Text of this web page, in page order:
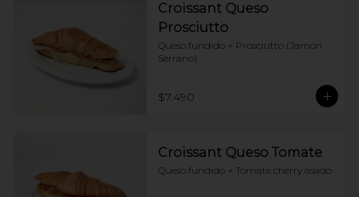
Croissant Queso
Prosciutto
Queso fundido + Prosciutto (Jamón
Serrano)
$7.490
Croissant Queso Tomate
Queso fundido + Tomate cherry asado